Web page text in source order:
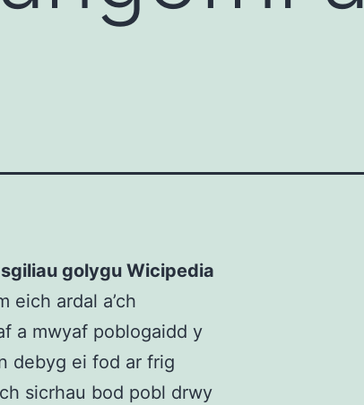
golygu Wicipedia
eich ardal a’ch
a mwyaf poblogaidd y
debyg ei fod ar frig
sicrhau bod pobl drwy